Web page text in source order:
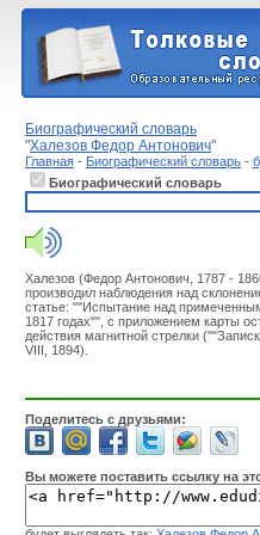
Биографический словарь
"Халезов Федор Антонович"
Главная - Биографический словарь -
Биографический словарь
Халезов (Федор Антонович, 1787 -
производил наблюдения над
статье: ""Испытание над
1817 годах"", с приложением карты
действия магнитной стрелки
VIII, 1894).
Поделитесь с друзьями:
Вы можете поставить ссылку на